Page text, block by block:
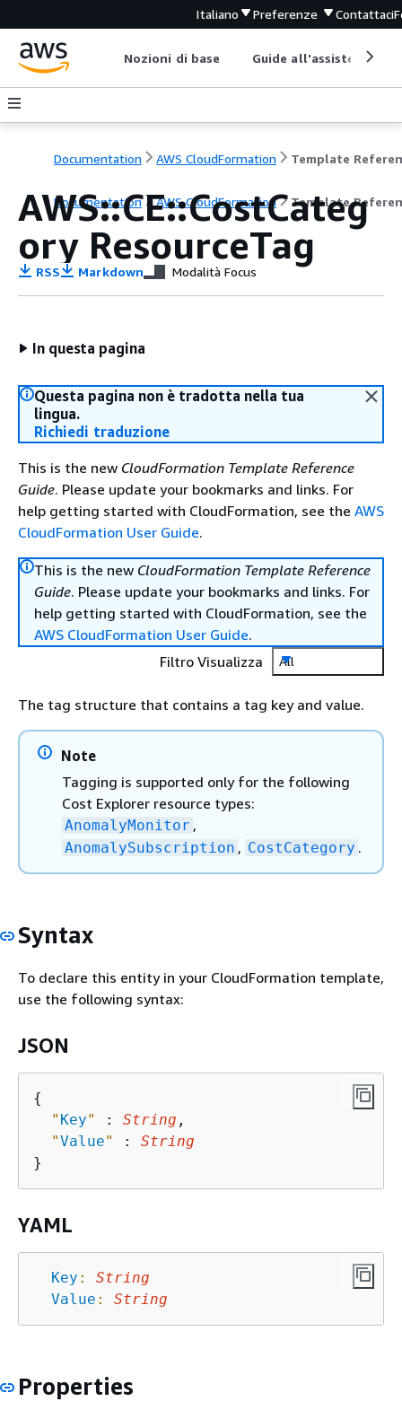
Italiano Preferenze Contattaci
Nozioni di base Guide all'assistenza
Documentation AWS CloudFormation Template
Documentation AWS CloudFormation Template
AWS::CE::CostCateg
ory ResourceTag
RSS Markdown Modalità Focus
In questa pagina
Questa pagina non è tradotta nella tua
lingua.
Richiedi traduzione
This is the new CloudFormation Template Reference
Guide. Please update your bookmarks and links. For
help getting started with CloudFormation, see the AWS
CloudFormation User Guide.
This is the new CloudFormation Template Reference
Guide. Please update your bookmarks and links. For
help getting started with CloudFormation, see the
AWS CloudFormation User Guide.
Filtro Visualizza
All
The tag structure that contains a tag key and value.
Note
Tagging is supported only for the following
Cost Explorer resource types:
AnomalyMonitor ,
AnomalySubscription , CostCategory .
Syntax
To declare this entity in your CloudFormation template,
use the following syntax:
JSON
{
" Key" : String ,
"Value" : String
YAML
Key :
String
Value : String
Properties